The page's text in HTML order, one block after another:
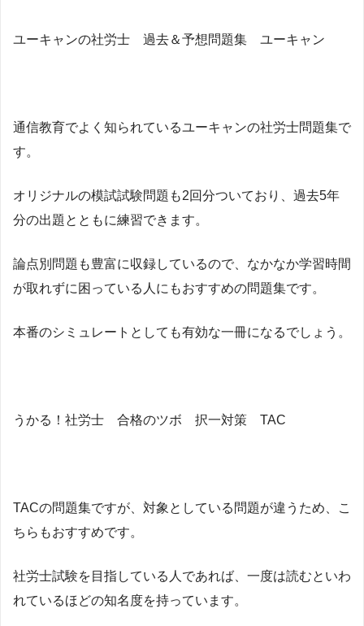
ユーキャンの社労士 過去＆予想問題集 ユーキャン
通信教育でよく知られているユーキャンの社労士問題集で
す。
オリジナルの模試試験問題も2回分ついており、過去5年
分の出題とともに練習できます。
論点別問題も豊富に収録しているので、なかなか学習時間
が取れずに困っている人にもおすすめの問題集です。
本番のシミュレートとしても有効な一冊になるでしょう。
うかる！社労士 合格のツボ 択一対策 TAC
TACの問題集ですが、対象としている問題が違うため、こ
ちらもおすすめです。
社労士試験を目指している人であれば、一度は読むといわ
れているほどの知名度を持っています。